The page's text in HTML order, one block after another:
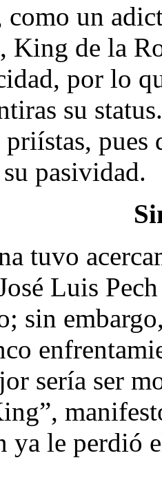
como un
de la
por lo
su
priístas, pues
pasividad.
tuvo
Luis
sin
sería ser
ya le perdió